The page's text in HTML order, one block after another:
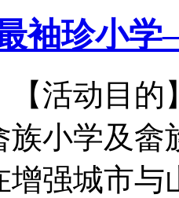
袖珍小
【活动目的
族小学及畲
增强城市与